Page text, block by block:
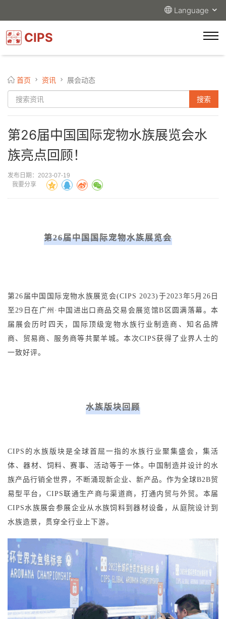
Language
CIPS
首页 资讯 展会动态
第26届中国国际宠物水族展览会水
族亮点回顾！
发布日期：2023-07-19
我要分享
第26届中国国际宠物水族展览会
第26届中国国际宠物水族展览会(CIPS 2023)于2023年5月26日
至29日在广州·中国进出口商品交易会展览馆B区圆满落幕。本
届展会历时四天，国际顶级宠物水族行业制造商、知名品牌
商、贸易商、服务商等共聚羊城。本次CIPS获得了业界人士的
一致好评。
水族版块回顾
CIPS的水族版块是全球首屈一指的水族行业聚集盛会，集活
体、器材、饲料、赛事、活动等于一体。中国制造并设计的水
族产品行销全世界，不断涌现新企业、新产品。作为全球B2B贸
易型平台，CIPS联通生产商与渠道商，打通内贸与外贸。本届
CIPS水族展会参展企业从水族饲料到器材设备，从庭院设计到
水族造景，贯穿全行业上下游。